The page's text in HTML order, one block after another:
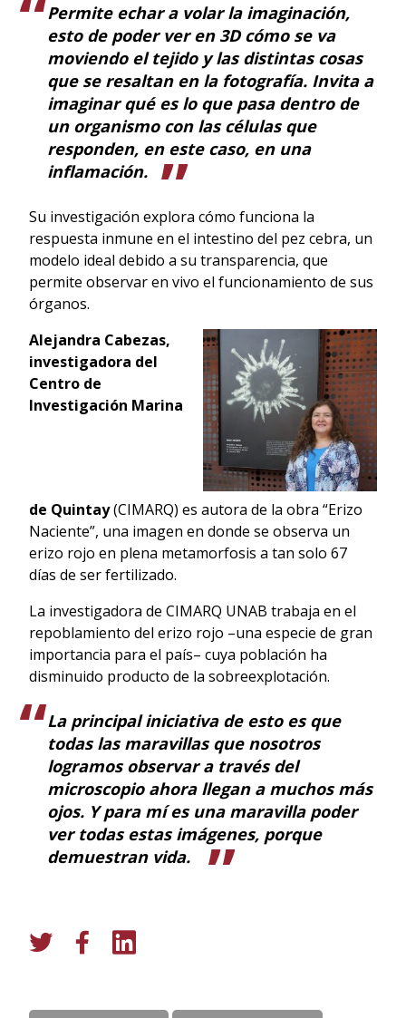
Permite echar a volar la imaginación,
esto de poder ver en 3D cómo se va
moviendo el tejido y las distintas cosas
que se resaltan en la fotografía. Invita a
imaginar qué es lo que pasa dentro de
un organismo con las células que
responden, en este caso, en una
inflamación.
Su investigación explora cómo funciona la
respuesta inmune en el intestino del pez cebra, un
modelo ideal debido a su transparencia, que
permite observar en vivo el funcionamiento de sus
órganos.
Alejandra Cabezas,
investigadora del
Centro de
Investigación Marina
de Quintay(CIMARQ) es autora de la obra “Erizo
Naciente”, una imagen en donde se observa un
erizo rojo en plena metamorfosis a tan solo 67
días de ser fertilizado.
La investigadora de CIMARQ UNAB trabaja en el
repoblamiento del erizo rojo –una especie de gran
importancia para el país– cuya población ha
disminuido producto de la sobreexplotación.
La principal iniciativa de esto es que
todas las maravillas que nosotros
logramos observar a través del
microscopio ahora llegan a muchos más
ojos. Y para mí es una maravilla poder
ver todas estas imágenes, porque
demuestran vida.